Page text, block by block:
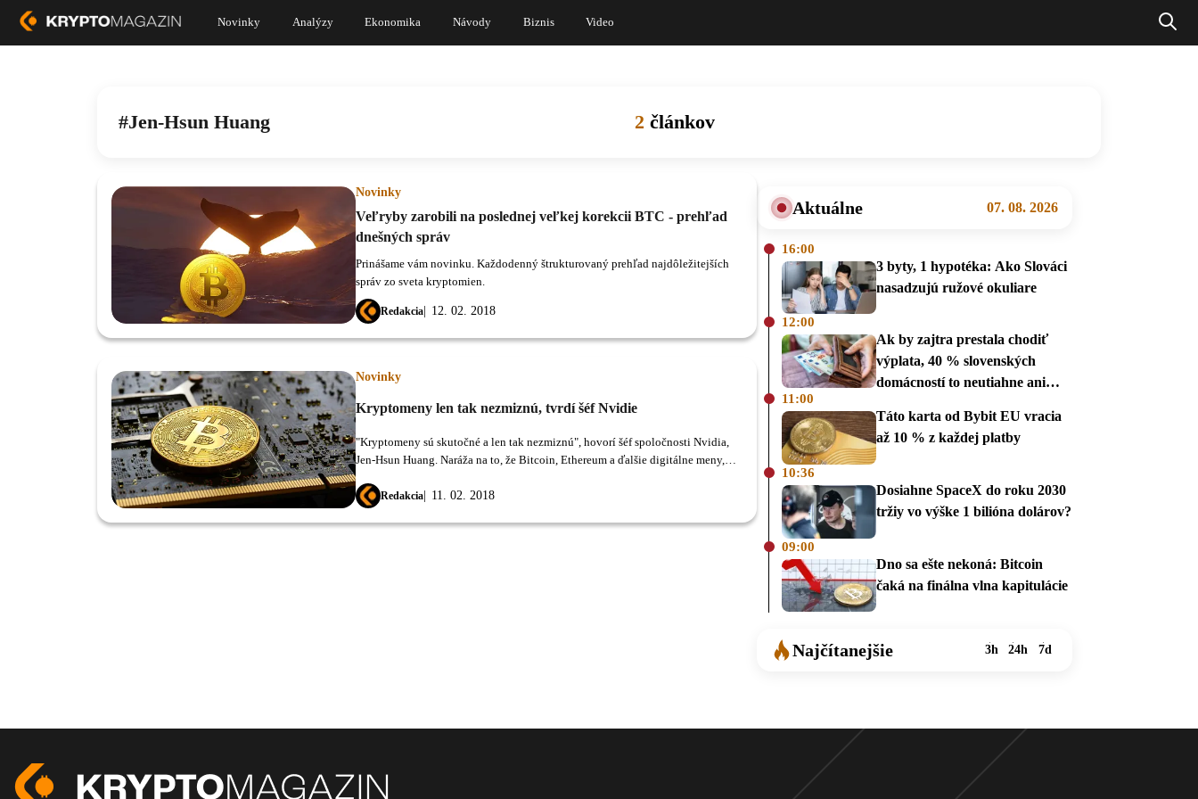
Novinky Analýzy Ekonomika Návody Biznis Video
Jen-Hsun Huang 2 článkov
Novinky
Veľryby zarobili na poslednej veľkej korekcii BTC - prehľad
dnešných správ
Redakcia 12. 02. 2018
Prinášame vám novinku. Každodenný štrukturovaný prehľad najdôležitejších
správ zo sveta kryptomien.
Novinky
Kryptomeny len tak nezmiznú, tvrdí šéf Nvidie
Redakcia 11. 02. 2018
"Kryptomeny sú skutočné a len tak nezmiznú", hovorí šéf spoločnosti Nvidia,
Jen-Hsun Huang. Naráža na to, že Bitcoin, Ethereum a ďalšie digitálne meny,
Aktuálne 07. 08. 2026
16:00
3 byty, 1 hypotéka: Ako Slováci
nasadzujú ružové okuliare
12:00
Ak by zajtra prestala chodiť
výplata, 40 % slovenských
domácností to neutiahne ani
11:00
Táto karta od Bybit EU vracia
až 10 % z každej platby
10:36
Dosiahne SpaceX do roku 2030
tržiy vo výške 1 bilióna dolárov?
09:00
Dno sa ešte nekoná: Bitcoin
čaká na finálna vlna kapitulácie
Najčítanejšie 3h 24h 7d